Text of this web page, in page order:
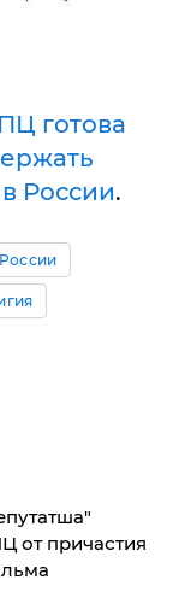
готова
России.
от причастия